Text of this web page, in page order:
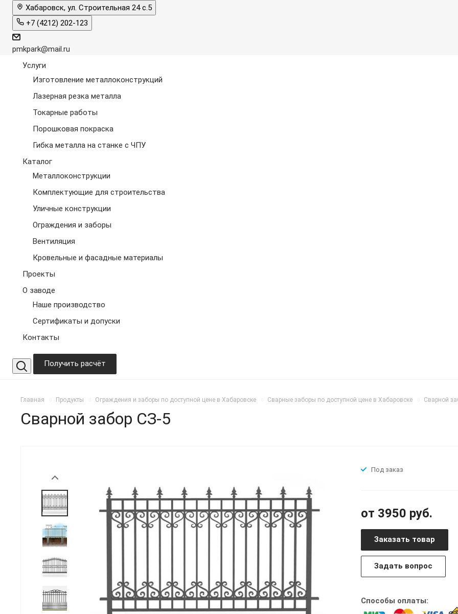
Хабаровск, ул. Строительная 24 с.5
+7 (4212) 202-123
pmkpark@mail.ru
Услуги
Изготовление металлоконструкций
Лазерная резка металла
Токарные работы
Порошковая покраска
Гибка металла на станке с ЧПУ
Каталог
Металлоконструкции
Комплектующие для строительства
Уличные конструкции
Ограждения и заборы
Вентиляция
Кровельные и фасадные материалы
Проекты
О заводе
Наше производство
Сертификаты и допуски
Контакты
Получить расчёт
Главная Продукты Ограждения и заборы по доступной цене в Хабаровске Сварные заборы по доступной цене в Хабаровске Сварной
Сварной забор СЗ-5
Под заказ
от 3950 руб.
Заказать товар
Задать вопрос
Способы оплаты: